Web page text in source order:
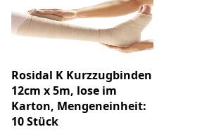
Rosidal K Kurzzugbinden
12cm x 5m, lose im
Karton, Mengeneinheit:
10 Stück